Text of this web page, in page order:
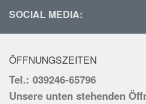
SOCIAL MEDIA:
ÖFFNUNGSZEITEN
Tel.: 039246-65796
Unsere unten stehenden